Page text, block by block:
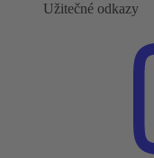
Užitečné odkazy